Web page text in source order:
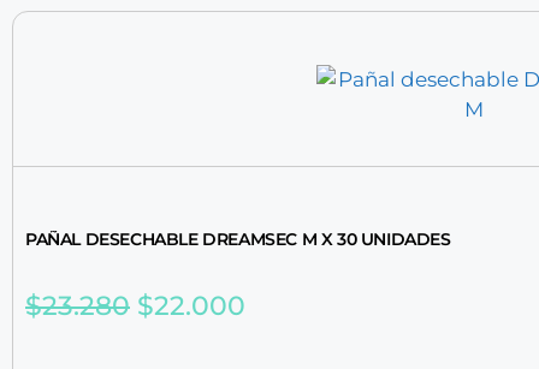
PAÑAL DESECHABLE DREAMSEC M X 30 UNIDADES
$23.280 $22.000